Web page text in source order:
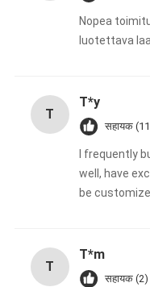
Nopea
luotettava
T
T*y
सहायक
I frequently
well, have
be
T
T*m
सहायक (2)